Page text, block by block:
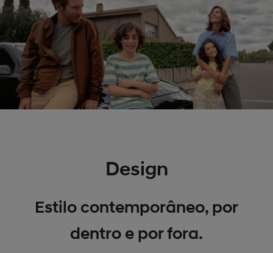
Design
Estilo contemporâneo, por
dentro e por fora.